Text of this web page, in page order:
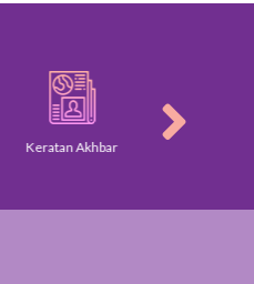
Keratan Akhbar